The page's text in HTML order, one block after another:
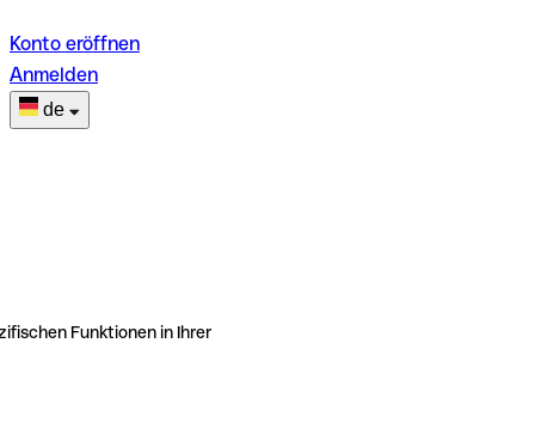
Konto eröffnen
Anmelden
de
Funktionen in Ihrer